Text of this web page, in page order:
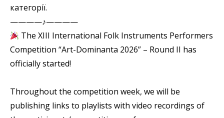
категорії.
————♪————
The XIII International Folk Instruments Performers
Competition “Art-Dominanta 2026” – Round II has
officially started!
Throughout the competition week, we will be
publishing links to playlists with video recordings of